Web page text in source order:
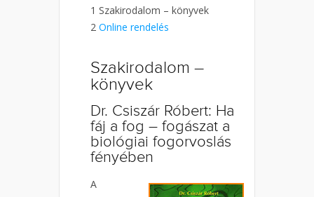
1 Szakirodalom – könyvek
2 Online rendelés
Szakirodalom –
könyvek
Dr. Csiszár Róbert: Ha
fáj a fog – fogászat a
biológiai fogorvoslás
fényében
A